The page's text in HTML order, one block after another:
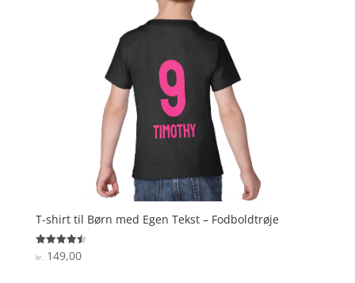
T-shirt til Børn med Egen Tekst – Fodboldtrøje
Vurderet
4.5
kr. 149,00